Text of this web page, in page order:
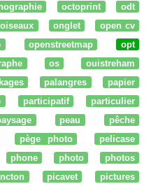
octoprint
odt
oiseaux onglet
open cv
openstreetmap
opt
os
ouistreham
palangres
papier
participatif
particulier
peau
pêche
pège photo
pelicase
phone photo
photos
picavet
pictures